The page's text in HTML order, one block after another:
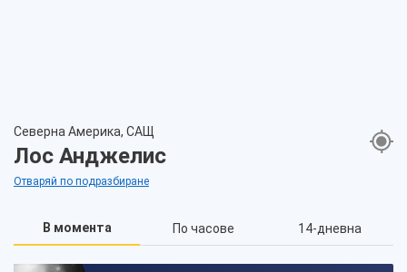
Северна Америка, САЩ
Лос Анджелис
Отваряй по подразбиране
В момента По часове 14-дневна